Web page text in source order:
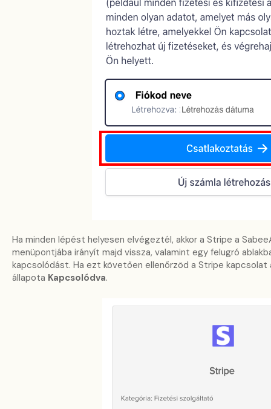
Ha minden lépést helyesen elvégeztél, akkor a Stripe a
menüpontjába irányít majd vissza, valamint egy felugró
kapcsolódást. Ha ezt követően ellenőrzöd a Stripe
állapota Kapcsolódva.